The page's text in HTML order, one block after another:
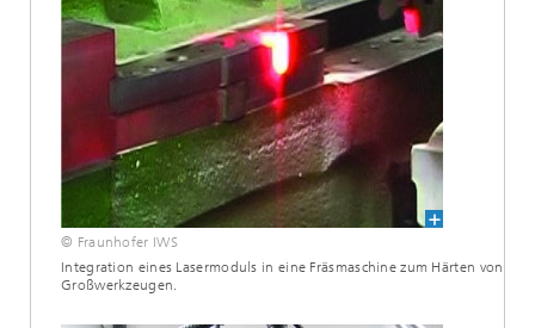
© Fraunhofer IWS
Integration eines Lasermoduls in eine Fräsmaschine zum Härten von
Großwerkzeugen.